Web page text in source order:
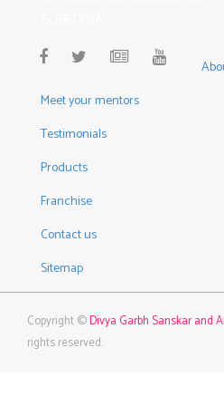
Meet your mentors
Testimonials
Products
Franchise
Contact us
Sitemap
Copyright ©Divya Garbh Sanskar and
rights reserved.